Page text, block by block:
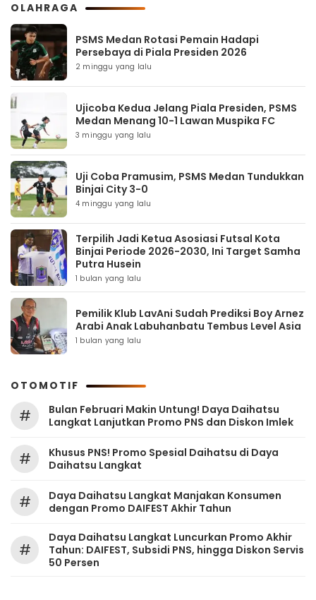
OLAHRAGA
PSMS Medan Rotasi Pemain Hadapi
Persebaya di Piala Presiden 2026
2 minggu yang lalu
Ujicoba Kedua Jelang Piala Presiden, PSMS
Medan Menang 10-1 Lawan Muspika FC
3 minggu yang lalu
Uji Coba Pramusim, PSMS Medan Tundukkan
Binjai City 3-0
4 minggu yang lalu
Terpilih Jadi Ketua Asosiasi Futsal Kota
Binjai Periode 2026-2030, Ini Target Samha
Putra Husein
1 bulan yang lalu
Pemilik Klub LavAni Sudah Prediksi Boy Arnez
Arabi Anak Labuhanbatu Tembus Level Asia
1 bulan yang lalu
OTOMOTIF
#
Bulan Februari Makin Untung! Daya Daihatsu
Langkat Lanjutkan Promo PNS dan Diskon Imlek
#
Khusus PNS! Promo Spesial Daihatsu di Daya
Daihatsu Langkat
#
Daya Daihatsu Langkat Manjakan Konsumen
dengan Promo DAIFEST Akhir Tahun
#
Daya Daihatsu Langkat Luncurkan Promo Akhir
Tahun: DAIFEST, Subsidi PNS, hingga Diskon Servis
50 Persen